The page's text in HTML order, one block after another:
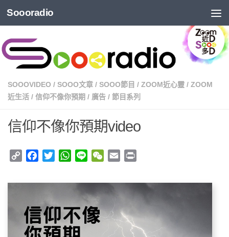
Soooradio
SOOOVIDEO / SOOO文章 / SOOO節目 / ZOOM近心靈 / ZOOM
近生活 / 信仰不像你預期 / 廣告 / 節目系列
信仰不像你預期video
Copy
Facebook
TwitterWhatsApp
Line WeChat
Email